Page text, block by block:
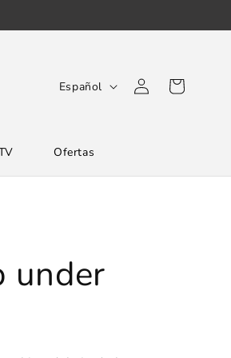
Ofertas
o
m
Español
Iniciar
sesión
Carrito
under